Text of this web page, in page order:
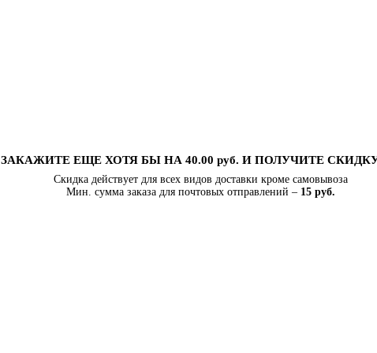
ЗАКАЖИТЕ ЕЩЕ ХОТЯ БЫ НА 40.00 руб. И ПОЛУЧИТЕ
Скидка действует для всех видов доставки кроме самовывоза
Мин. сумма заказа для почтовых отправлений – 15 руб.